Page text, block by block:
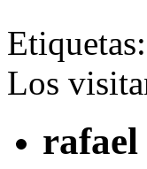
Etiquetas:
Los
rafael